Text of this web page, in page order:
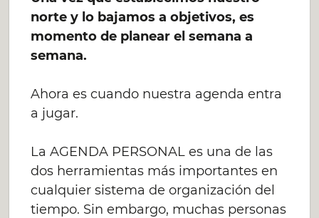
norte y lo bajamos a objetivos, es
momento de planear el semana a
semana.
Ahora es cuando nuestra agenda entra
a jugar.
La AGENDA PERSONAL es una de las
dos herramientas más importantes en
cualquier sistema de organización del
tiempo. Sin embargo, muchas personas